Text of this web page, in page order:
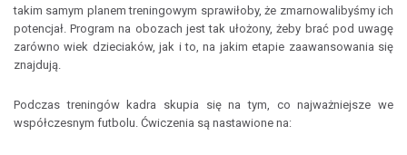
takim samym planem treningowym sprawiłoby, że zmarnowalibyśmy ich
potencjał. Program na obozach jest tak ułożony, żeby brać pod uwagę
zarówno wiek dzieciaków, jak i to, na jakim etapie zaawansowania się
znajdują.
Podczas treningów kadra skupia się na tym, co najważniejsze we
współczesnym futbolu. Ćwiczenia są nastawione na: